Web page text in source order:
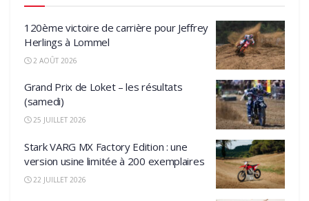
120ème victoire de carrière pour Jeffrey
Herlings à Lommel
2 AOÛT 2026
Grand Prix de Loket – les résultats
(samedi)
25 JUILLET 2026
Stark VARG MX Factory Edition : une
version usine limitée à 200 exemplaires
22 JUILLET 2026